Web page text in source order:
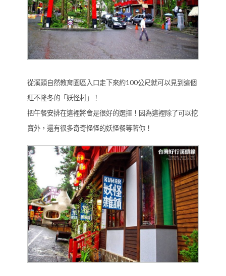
從溪頭自然教育園區入口走下來約100公尺就可以見到這個
紅不隆冬的「妖怪村」！
把午餐安排在這裡將會是很好的選擇！因為這裡除了可以挖
寶外，還有很多奇奇怪怪的妖怪餐等著你！